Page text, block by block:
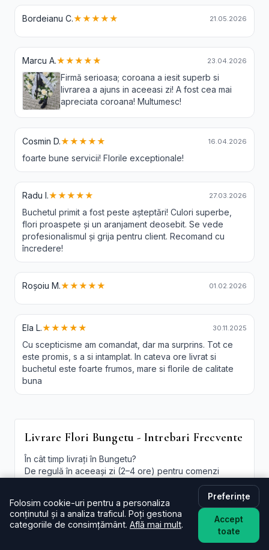
Bordeianu C.★★★★★ 21.05.2026
Marcu A.★★★★★ 23.04.2026
Firmă serioasa; coroana a iesit superb si
livrarea a ajuns in aceeasi zi! A fost cea mai
apreciata coroana! Multumesc!
Cosmin D.★★★★★ 16.04.2026
foarte bune servicii! Florile exceptionale!
Radu I.★★★★★ 27.03.2026
Buchetul primit a fost peste așteptări! Culori superbe,
flori proaspete și un aranjament deosebit. Se vede
profesionalismul și grija pentru client. Recomand cu
încredere!
Roșoiu M.★★★★★ 01.02.2026
Ela L.★★★★★ 30.11.2025
Cu scepticisme am comandat, dar ma surprins. Tot ce
este promis, s a si intamplat. In cateva ore livrat si
buchetul este foarte frumos, mare si florile de calitate
buna
Livrare Flori Bungetu - Intrebari Frecvente
În cât timp livrați în Bungetu?
De regulă în aceeași zi (2–4 ore) pentru comenzi
plasate în intervalul programului. La checkout poți
Bungetu in aceeasi ziîn funcție de disponibilitate.
Este livrarea de flori la domiciliu în Bungetu disponibilă
Folosim cookie-uri pentru a personaliza
conținutul și a analiza traficul. Poți gestiona
categoriile de consimțământ. Află mai mult.
Preferințe
Accept
toate